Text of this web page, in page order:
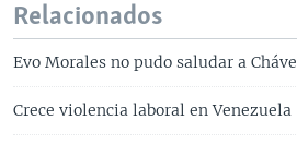
Relacionados
Evo Morales no pudo saludar a
Crece violencia laboral en Venezuela